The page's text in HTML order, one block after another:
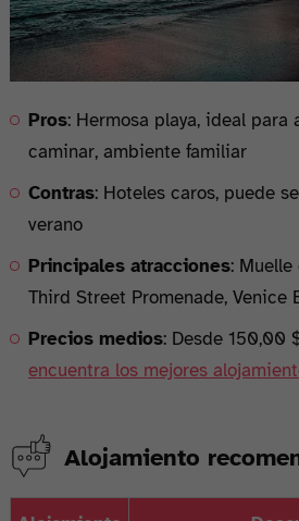
Pros: Hermosa playa, ideal
caminar, ambiente familiar
Contras: Hoteles caros, puede
verano
Principales atracciones:
Third Street Promenade, Venice
Precios medios: Desde 150,00
encuentra los mejores
Alojamiento